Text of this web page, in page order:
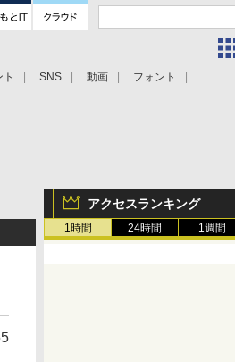
ト SNS 動画 フォント
アクセスランキング
1時間 24時間 1週間